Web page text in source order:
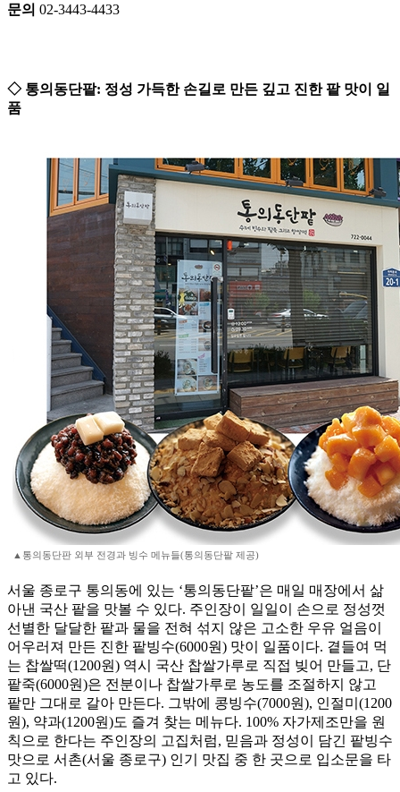
문의 02-3443-4433
◇ 통의동단팥: 정성 가득한 손길로 만든 깊고 진한 팥 맛이 일
품
▲통의동단판 외부 전경과 빙수 메뉴들(통의동단팥 제공)
서울 종로구 통의동에 있는 ‘통의동단팥’은 매일 매장에서 삶
아낸 국산 팥을 맛볼 수 있다. 주인장이 일일이 손으로 정성껏
선별한 달달한 팥과 물을 전혀 섞지 않은 고소한 우유 얼음이
어우러져 만든 진한 팥빙수(6000원) 맛이 일품이다. 곁들여 먹
는 찹쌀떡(1200원) 역시 국산 찹쌀가루로 직접 빚어 만들고, 단
팥죽(6000원)은 전분이나 찹쌀가루로 농도를 조절하지 않고
팥만 그대로 갈아 만든다. 그밖에 콩빙수(7000원), 인절미(1200
원), 약과(1200원)도 즐겨 찾는 메뉴다. 100% 자가제조만을 원
칙으로 한다는 주인장의 고집처럼, 믿음과 정성이 담긴 팥빙수
맛으로 서촌(서울 종로구) 인기 맛집 중 한 곳으로 입소문을 타
고 있다.